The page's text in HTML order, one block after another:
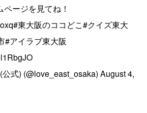
ージを見てね！
#東大阪のココどこ#クイズ東大
#アイラブ東大阪
式) (@love_east_osaka)August 4,